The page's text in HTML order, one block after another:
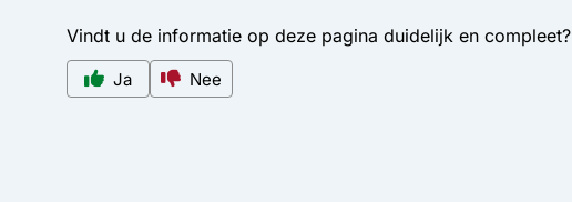
Vindt u de informatie op deze pagina duidelijk en compleet?
Ja Nee